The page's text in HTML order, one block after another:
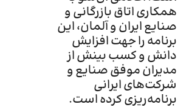
همکاری اتاق بازرگانی و
صنایع ایران و آلمان، این
برنامه را جهت افزایش
دانش و کسب بینش از
مدیران موفق صنایع و
شرکت‌های ایرانی
برنامه‌ریزی کرده است.